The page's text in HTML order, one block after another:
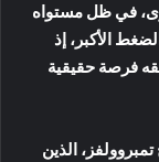
في ظل مستواه
الأكبر، إذ
فريقه فرصة حقيقية
الذين